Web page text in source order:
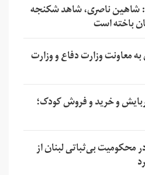
شاهین ناصری، شاهد شکنجه
باخته است
به معاونت وزارت دفاع و وزارت
و خرید و فروش کودک؛
محکومیت بی‌ثباتی لبنان از